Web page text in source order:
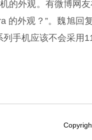
的外观。有微博网
的外观？”。魏旭回
手机应该不会采用